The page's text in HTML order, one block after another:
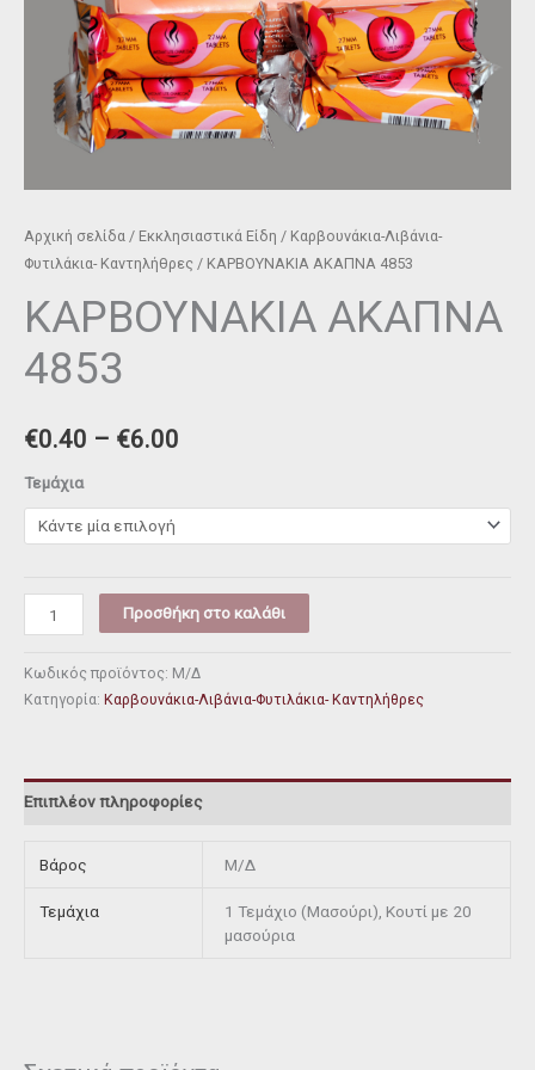
Αρχική σελίδα / Εκκλησιαστικά Είδη / Καρβουνάκια-Λιβάνια-
Φυτιλάκια- Καντηλήθρες / ΚΑΡΒΟΥΝΑΚΙΑ ΑΚΑΠΝΑ 4853
ΚΑΡΒΟΥΝΑΚΙΑ ΑΚΑΠΝΑ
4853
€0.40 – €6.00
Τεμάχια
Προσθήκη στο καλάθι
Κωδικός προϊόντος: Μ/Δ
Κατηγορία: Καρβουνάκια-Λιβάνια-Φυτιλάκια- Καντηλήθρες
Επιπλέον πληροφορίες
Βάρος Μ/Δ
Τεμάχια
1 Τεμάχιο (Μασούρι), Κουτί με 20
μασούρια